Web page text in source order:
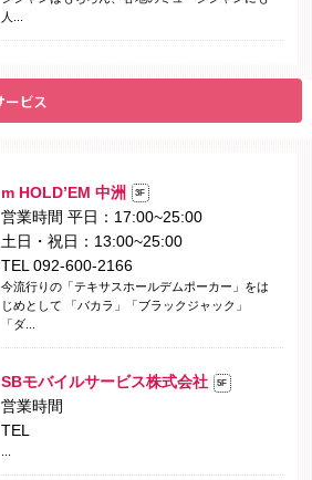
人...
m HOLD’EM 中洲 3F
営業時間 平日：17:00~25:00
土日・祝日：13:00~25:00
TEL 092-600-2166
今流行りの「テキサスホールデムポーカー」をは
じめとして 「バカラ」「ブラックジャック」
「ダ...
SBモバイルサービス株式会社 5F
営業時間
TEL